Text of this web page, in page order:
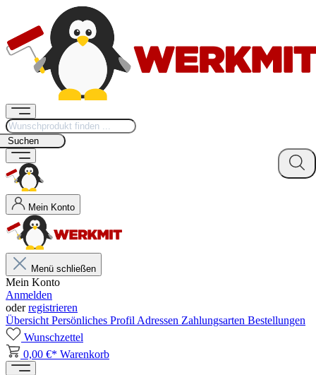
Suchen
Mein Konto
Menü schließen
Mein Konto
Anmelden
oderregistrieren
Übersicht Persönliches Profil Adressen Zahlungsarten Bestellungen
Wunschzettel
0,00 €* Warenkorb